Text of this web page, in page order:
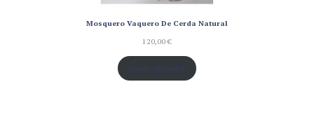
Mosquero Vaquero De Cerda Natural
120,00€
Añadir al carrito